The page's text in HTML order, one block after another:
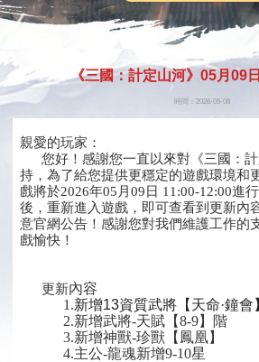
開始
戲
《三國：計定山河》05月09
時間：2026-05-08
親愛的玩家：
您好！感謝您一直以來對《三國：計
持，為了給您提供更穩定的遊戲環境和
戲將於2026年05月09日 11:00-12:00進
後，重新進入遊戲，即可查看到更新內
意官網公告！感謝您對我們維護工作的
戲愉快！
更新內容
1.新增13資質武將【天命·鐘會
2.新增武將-天賦【8-9】階
3.新增神獸-珍獸【鳳凰】
4.主公-龍魂新增9-10星